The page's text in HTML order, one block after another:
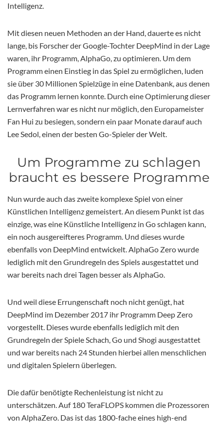
Intelligenz.
Mit diesen neuen Methoden an der Hand, dauerte es nicht
lange, bis Forscher der Google-Tochter DeepMind in der Lage
waren, ihr Programm, AlphaGo, zu optimieren. Um dem
Programm einen Einstieg in das Spiel zu ermöglichen, luden
sie über 30 Millionen Spielzüge in eine Datenbank, aus denen
das Programm lernen konnte. Durch eine Optimierung dieser
Lernverfahren war es nicht nur möglich, den Europameister
Fan Hui zu besiegen, sondern ein paar Monate darauf auch
Lee Sedol, einen der besten Go-Spieler der Welt.
Um Programme zu schlagen
braucht es bessere Programme
Nun wurde auch das zweite komplexe Spiel von einer
Künstlichen Intelligenz gemeistert. An diesem Punkt ist das
einzige, was eine Künstliche Intelligenz in Go schlagen kann,
ein noch ausgereifteres Programm. Und dieses wurde
ebenfalls von DeepMind entwickelt. AlphaGo Zero wurde
lediglich mit den Grundregeln des Spiels ausgestattet und
war bereits nach drei Tagen besser als AlphaGo.
Und weil diese Errungenschaft noch nicht genügt, hat
DeepMind im Dezember 2017 ihr Programm Deep Zero
vorgestellt. Dieses wurde ebenfalls lediglich mit den
Grundregeln der Spiele Schach, Go und Shogi ausgestattet
und war bereits nach 24 Stunden hierbei allen menschlichen
und digitalen Spielern überlegen.
Die dafür benötigte Rechenleistung ist nicht zu
unterschätzen. Auf 180 TeraFLOPS kommen die Prozessoren
von AlphaZero. Das ist das 1800-fache eines high-end